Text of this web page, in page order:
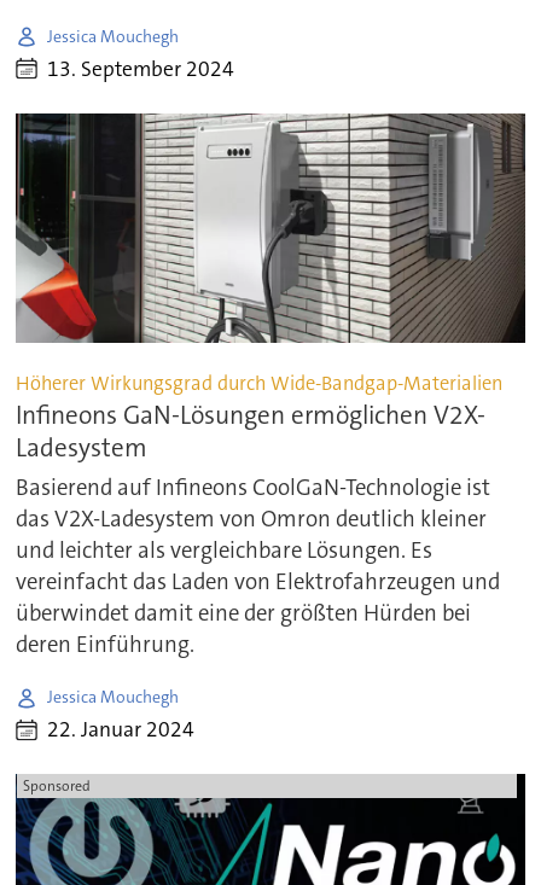
Jessica Mouchegh
13. September 2024
Höherer Wirkungsgrad durch Wide-Bandgap-Materialien
Infineons GaN-Lösungen ermöglichen V2X-
Ladesystem
Basierend auf Infineons CoolGaN-Technologie ist
das V2X-Ladesystem von Omron deutlich kleiner
und leichter als vergleichbare Lösungen. Es
vereinfacht das Laden von Elektrofahrzeugen und
überwindet damit eine der größten Hürden bei
deren Einführung.
Jessica Mouchegh
22. Januar 2024
Sponsored